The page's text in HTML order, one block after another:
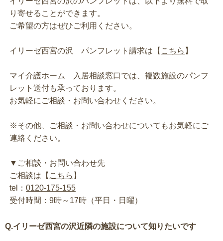
り寄せることができます。
ご希望の方はぜひご利用ください。
イリーゼ西宮の沢 パンフレット請求は【 こちら 】
マイ介護ホーム 入居相談窓口では、複数施設のパンフ
レット送付も承っております。
お気軽にご相談・お問い合わせください。
※その他、ご相談・お問い合わせについてもお気軽にご
連絡ください。
▼ご相談・お問い合わせ先
ご相談は【 こちら 】
tel： 0120-175-155
受付時間：9時～17時（平日・日曜）
Q.イリーゼ西宮の沢近隣の施設について知りたいです